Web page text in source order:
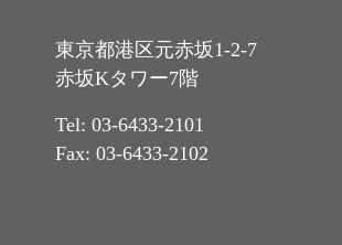
東京都港区元赤坂1-2-7
赤坂Kタワー7階
Tel: 03-6433-2101
Fax: 03-6433-2102